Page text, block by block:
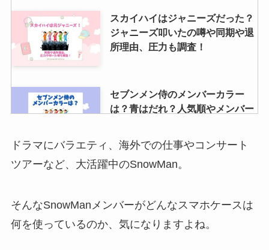
スカイハイはジャニーズだった？
ジャニーズ叩いたの噂や同期や退
所理由、圧力も調査！
セブンメン侍のメンバーカラー
は？青はだれ？人気順やメンバー
ジャニーズグッズが高く売れると
持ち込み・口コミ悪いなども調査
ドラマにバラエティ、海外での仕事やコンサート
ツアーなど、大活躍中のSnowMan。
そんなSnowManメンバーがどんなスマホケースは
何を使っているのか、気になりますよね。